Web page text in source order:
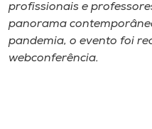
profissionais e
panorama
pandemia, o evento foi
webconferência.